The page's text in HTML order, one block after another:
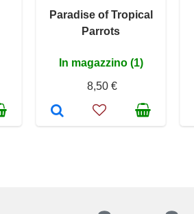
Paradise of Tropical
Parrots
In magazzino (1)
8,50 €